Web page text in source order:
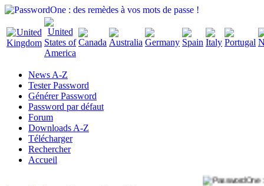
News A-Z
Tester Password
Générer Password
Password par défaut
Forum
Downloads A-Z
Télécharger
Rechercher
Accueil